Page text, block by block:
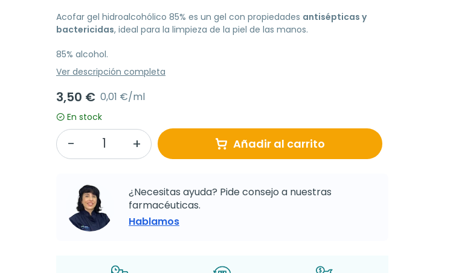
Acofar gel hidroalcohólico 85% es un gel con propiedades antisépticas y
bactericidas, ideal para la limpieza de la piel de las manos.
85% alcohol.
Ver descripción completa
3,50 € 0,01 €/ml
En stock
Añadir al carrito
¿Necesitas ayuda? Pide consejo a nuestras
farmacéuticas.
Hablamos